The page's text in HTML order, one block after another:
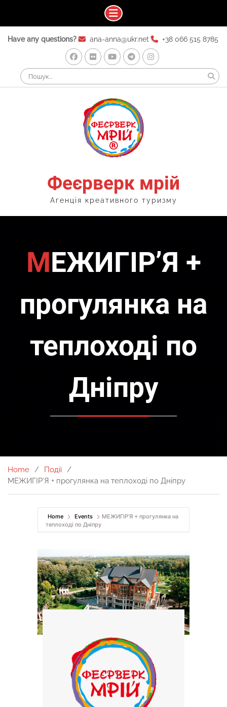
Have any questions? ana-anna@ukr.net +38 066 515 8785
Facebook
FlickrYoutubeTelegramInstagram
for:
Феєрверк мрій
Агенція креативного туризму
МЕЖИГІР’Я +
прогулянка на
теплоході по
Дніпру
Home
Події
МЕЖИГІР’Я + прогулянка на теплоході по Дніпру
Home Events
МЕЖИГІР’Я + прогулянка на
теплоході по Дніпру